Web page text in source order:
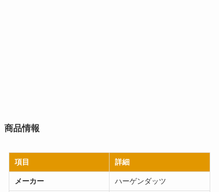
商品情報
項目 詳細
メーカー ハーゲンダッツ